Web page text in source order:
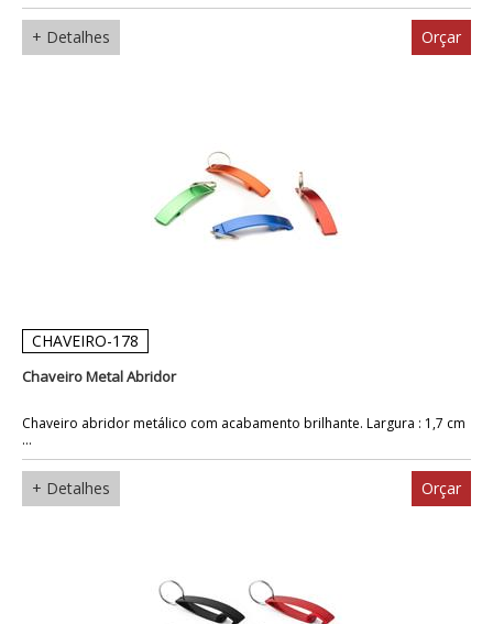
+ Detalhes Orçar
CHAVEIRO-178
Chaveiro Metal Abridor
Chaveiro abridor metálico com acabamento brilhante. Largura : 1,7 cm
...
+ Detalhes Orçar